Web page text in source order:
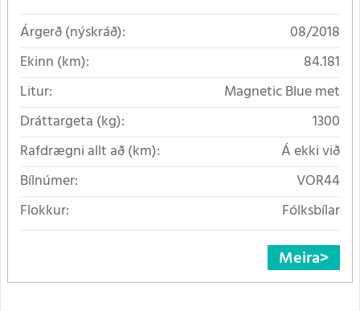
Árgerð (nýskráð):
08/2018
Ekinn (km):
84.181
Litur:
Magnetic Blue met
Dráttargeta (kg):
1300
Rafdrægni allt að (km):
Á ekki við
Bílnúmer:
VOR44
Flokkur:
Fólksbílar
Meira